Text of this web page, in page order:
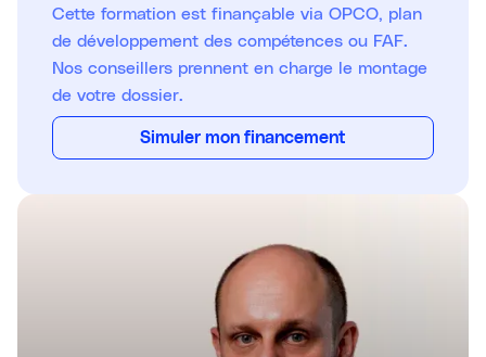
Cette formation est finançable via OPCO, plan
de développement des compétences ou FAF.
Nos conseillers prennent en charge le montage
de votre dossier.
Simuler mon financement